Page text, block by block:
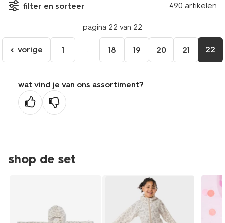
filter en sorteer 490 artikelen
pagina 22 van 22
ga
naar
vorige
pagina
vorige 1 ... 18 19 20 21 22
wat vind je van ons assortiment?
shop de set